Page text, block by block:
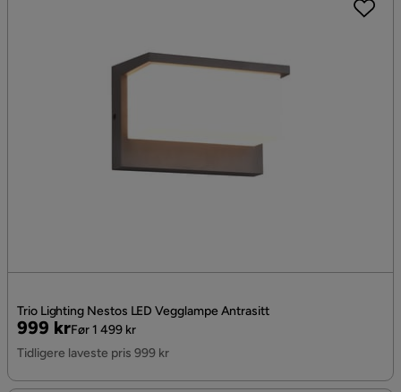
Trio Lighting Nestos LED Vegglampe Antrasitt
Pris
999 kr
Original
Pris
Før 1 499 kr
Tidligere laveste pris 999 kr